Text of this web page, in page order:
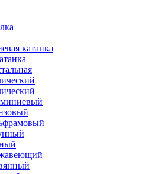
катанка